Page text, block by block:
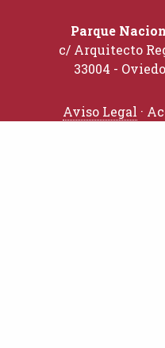
Parque
c/ Arquitecto
33004 -
Aviso Legal ·